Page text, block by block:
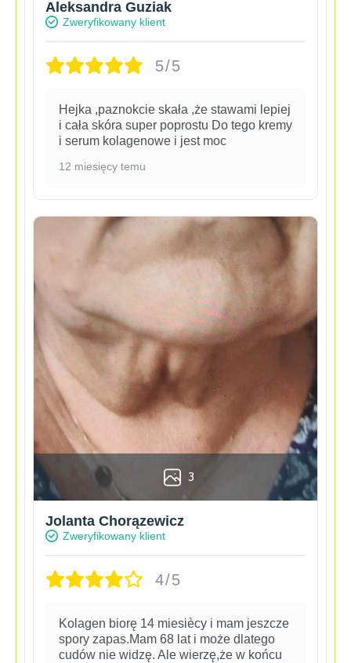
Aleksandra Guziak
Zweryfikowany klient
5/5
Hejka ,paznokcie skała ,że stawami lepiej
i cała skóra super poprostu Do tego kremy
i serum kolagenowe i jest moc
12 miesięcy temu
3
Jolanta Chorązewicz
Zweryfikowany klient
4/5
Kolagen biorę 14 miesiècy i mam jeszcze
spory zapas.Mam 68 lat i może dlatego
cudów nie widzę. Ale wierzę,że w końcu